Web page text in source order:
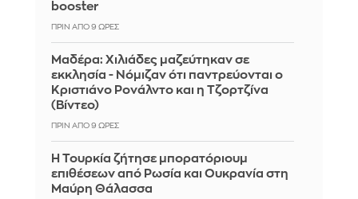
booster
ΠΡΙΝ ΑΠΌ 9 ΏΡΕΣ
Μαδέρα: Χιλιάδες μαζεύτηκαν σε
εκκλησία - Νόμιζαν ότι παντρεύονται ο
Κριστιάνο Ρονάλντο και η Τζορτζίνα
(Βίντεο)
ΠΡΙΝ ΑΠΌ 9 ΏΡΕΣ
Η Τουρκία ζήτησε μπορατόριουμ
επιθέσεων από Ρωσία και Ουκρανία στη
Μαύρη Θάλασσα